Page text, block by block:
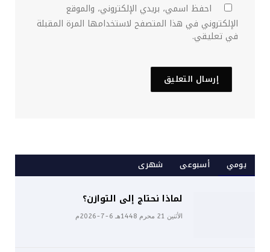
احفظ اسمي، بريدي الإلكتروني، والموقع
الإلكتروني في هذا المتصفح لاستخدامها المرة المقبلة
في تعليقي.
يومي أسبوعى شهرى
لماذا نحتاج إلى التوازن؟
الأثنين 21 محرم 1448هـ 6-7-2026م